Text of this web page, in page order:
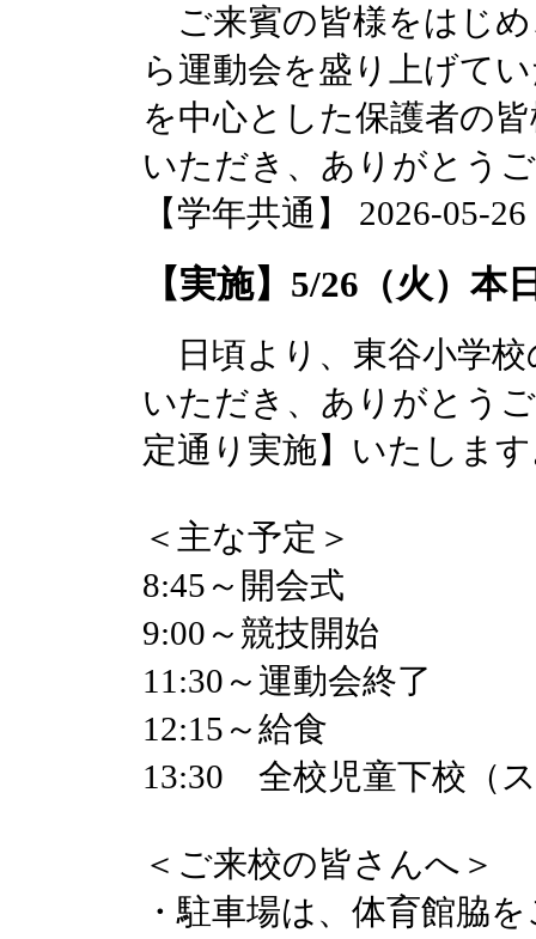
ご来賓の皆様をはじめ
ら運動会を盛り上げて
を中心とした保護者の
いただき、ありがとう
【学年共通】 2026-05-
【実施】5/26（火）
日頃より、東谷小学校
いただき、ありがとう
定通り実施】いたしま
＜主な予定＞
8:45～開会式
9:00～競技開始
11:30～運動会終了
12:15～給食
13:30 全校児童下校（
＜ご来校の皆さんへ＞
・駐車場は、体育館脇